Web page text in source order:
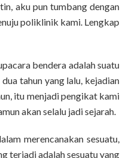
aku pun tumbang dengan
poliklinik kami. Lengkap
bendera adalah suatu
tahun yang lalu, kejadian
itu menjadi pengikat kami
akan selalu jadi sejarah.
merencanakan sesuatu,
terjadi adalah sesuatu yang